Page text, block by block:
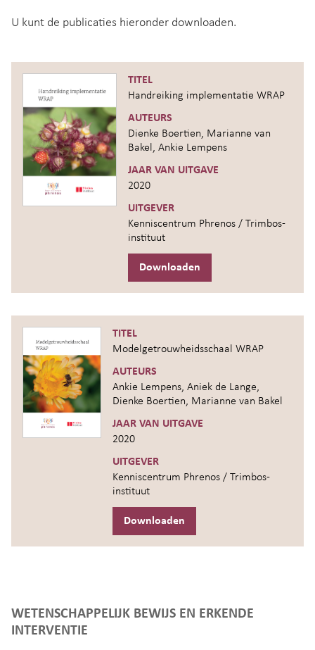
U kunt de publicaties hieronder downloaden.
TITEL
Handreiking implementatie WRAP
AUTEURS
Dienke Boertien, Marianne van
Bakel, Ankie Lempens
JAAR VAN UITGAVE
2020
UITGEVER
Kenniscentrum Phrenos / Trimbos-
instituut
Downloaden
TITEL
Modelgetrouwheidsschaal WRAP
AUTEURS
Ankie Lempens, Aniek de Lange,
Dienke Boertien, Marianne van Bakel
JAAR VAN UITGAVE
2020
UITGEVER
Kenniscentrum Phrenos / Trimbos-
instituut
Downloaden
WETENSCHAPPELIJK BEWIJS EN ERKENDE
INTERVENTIE